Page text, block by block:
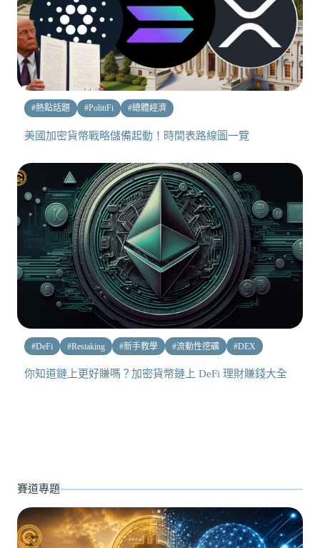
#熱點話題 #PolitiFi #總體經濟
美國加密貨幣戰略儲備起動！時間表路線圖一覽
#DeFi #Restaking #新手教學 #流動性挖礦 #DEX
你知道鏈上更好賺嗎？加密貨幣鏈上 DeFi 理財賺錢大全
賽道專題